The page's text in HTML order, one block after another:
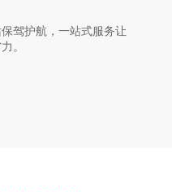
驾护航，一站式服务让
。